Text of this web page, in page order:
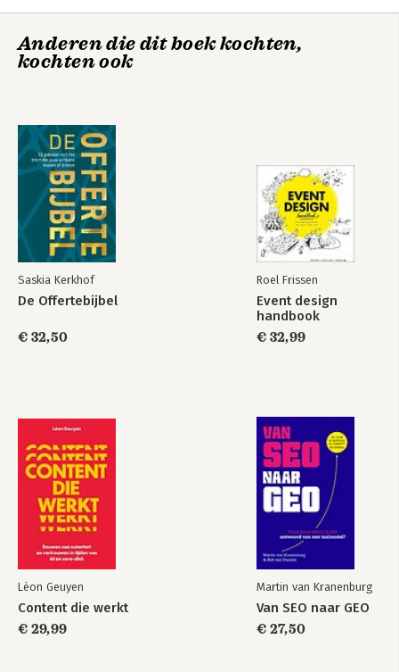
Anderen die dit boek kochten,
kochten ook
Saskia Kerkhof
De Offertebijbel
€ 32,50
Roel Frissen
Event design
handbook
€ 32,99
Léon Geuyen
Content die werkt
€ 29,99
Martin van Kranenburg
Van SEO naar GEO
€ 27,50